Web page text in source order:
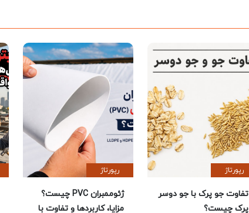
رپورتاژ
تفاوت جو پرک با جو دوسر
پرک چیست؟
رپورتاژ
ژئوممبران PVC چیست؟
مزایا، کاربردها و تفاوت با